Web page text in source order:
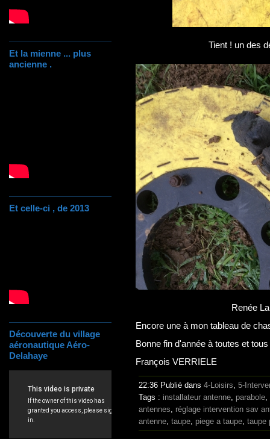
Et la mienne ... plus
ancienne .
Et celle-ci , de 2013
Découverte du village
aéronautique Aéro-
Delahaye
Tient ! un des
Renée
Encore une à mon tableau de
Bonne fin d'année à toutes et tous
François VERRIELE
22:36 Publié dans 4-Loisirs 5-
Tags : installateur antenne parabole
antennes
réglage intervention sav
antenne taupe piege a taupe taupe